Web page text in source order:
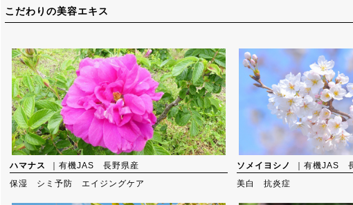
こだわりの美容エキス
ハマナス
｜有機JAS 長野県産
保湿 シミ予防 エイジングケア
ソメイヨシノ
｜有機JAS
美白 抗炎症